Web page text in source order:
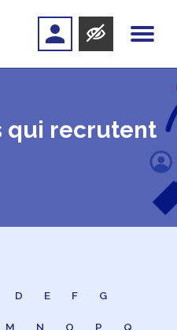
qui recrutent
D E F G
M N O P Q